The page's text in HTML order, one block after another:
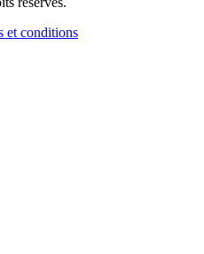
et conditions